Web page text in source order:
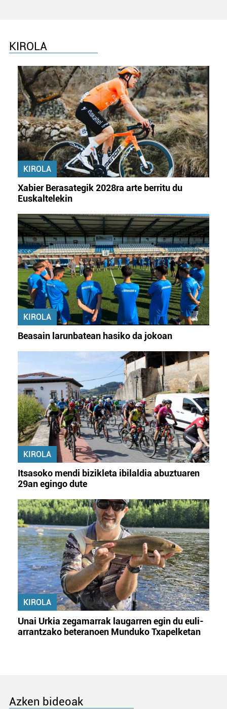
KIROLA
KIROLA
Xabier Berasategik 2028ra arte berritu du
Euskaltelekin
KIROLA
Beasain larunbatean hasiko da jokoan
KIROLA
Itsasoko mendi bizikleta ibilaldia abuztuaren
29an egingo dute
KIROLA
Unai Urkia zegamarrak laugarren egin du euli-
arrantzako beteranoen Munduko Txapelketan
Azken bideoak